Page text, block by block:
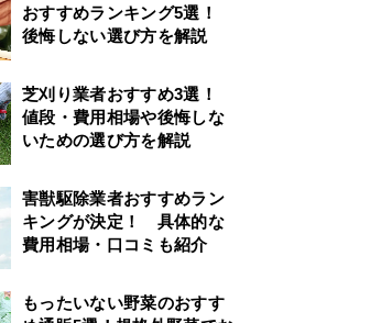
おすすめランキング5選！
後悔しない選び方を解説
芝刈り業者おすすめ3選！
値段・費用相場や後悔しな
いための選び方を解説
害獣駆除業者おすすめラン
キングが決定！ 具体的な
費用相場・口コミも紹介
もったいない野菜のおすす